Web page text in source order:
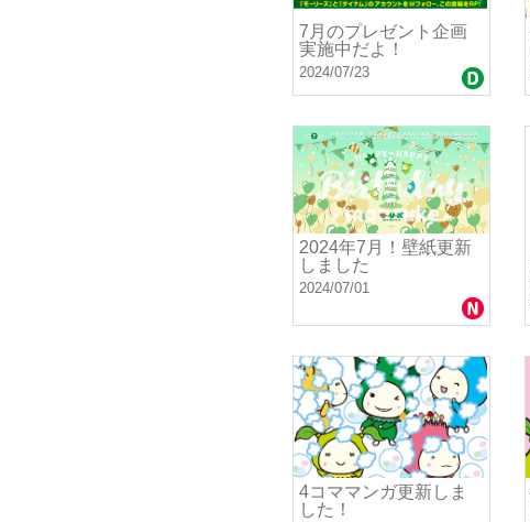
7月のプレゼント企画
実施中だよ！
2024/07/23
2024年7月！壁紙更新
しました
2024/07/01
4コママンガ更新しま
した！